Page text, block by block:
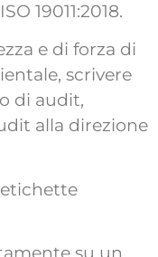
19011:2018.
e di forza di
scrivere
di audit,
alla direzione